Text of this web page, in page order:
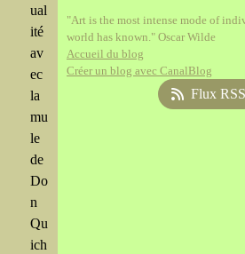
ual
ité
av
ec
la
mu
le
de
Do
n
Qu
ich
"Art is the most intense mode of
world has known." Oscar Wilde
Accueil du blog
Créer un blog avec CanalBlog
Flux RSS